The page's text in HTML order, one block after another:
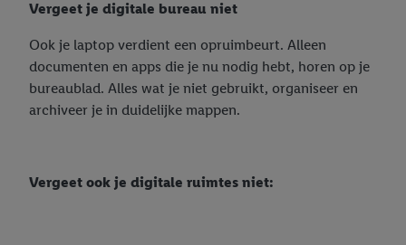
Vergeet je digitale bureau niet
Ook je laptop verdient een opruimbeurt. Alleen
documenten en apps die je nu nodig hebt, horen op je
bureaublad. Alles wat je niet gebruikt, organiseer en
archiveer je in duidelijke mappen.
Vergeet ook je digitale ruimtes niet: